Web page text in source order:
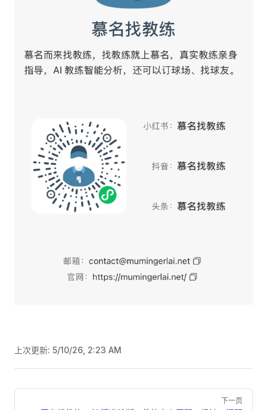
上次更新: 5/10/26, 2:23 AM
Pager
下一页